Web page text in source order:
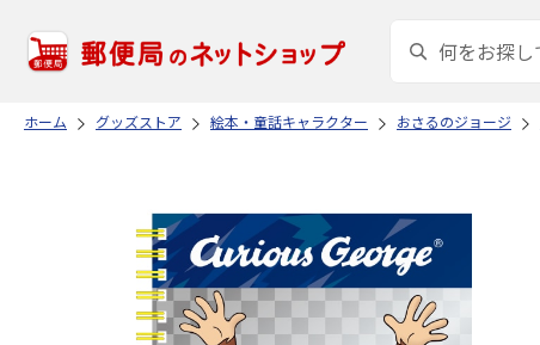
ホーム グッズストア 絵本・童話キャラクター おさるのジョージ